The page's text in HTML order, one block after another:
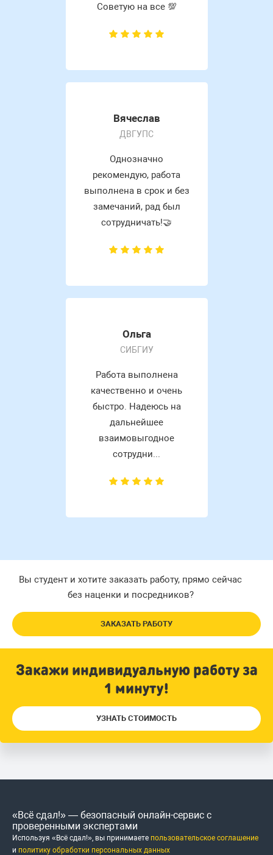
Советую на все 💯
Вячеслав
ДВГУПС
Однозначно
рекомендую, работа
выполнена в срок и без
замечаний, рад был
сотрудничать!🤝
Ольга
СИБГИУ
Работа выполнена
качественно и очень
быстро. Надеюсь на
дальнейшее
взаимовыгодное
сотрудни...
Вы студент и хотите заказать работу, прямо сейчас
без наценки и посредников?
ЗАКАЗАТЬ РАБОТУ
Закажи индивидуальную работу за
1 минуту!
УЗНАТЬ СТОИМОСТЬ
«Всё сдал!» — безопасный онлайн-сервис с
проверенными экспертами
Используя «Всё сдал!», вы принимаете пользовательское соглашение
и политику обработки персональных данных